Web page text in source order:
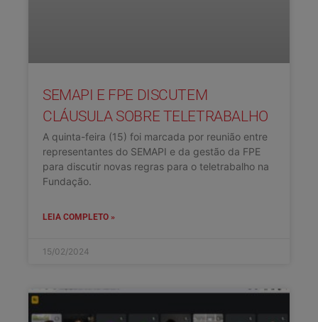
SEMAPI E FPE DISCUTEM
CLÁUSULA SOBRE TELETRABALHO
A quinta-feira (15) foi marcada por reunião entre
representantes do SEMAPI e da gestão da FPE
para discutir novas regras para o teletrabalho na
Fundação.
LEIA COMPLETO »
15/02/2024